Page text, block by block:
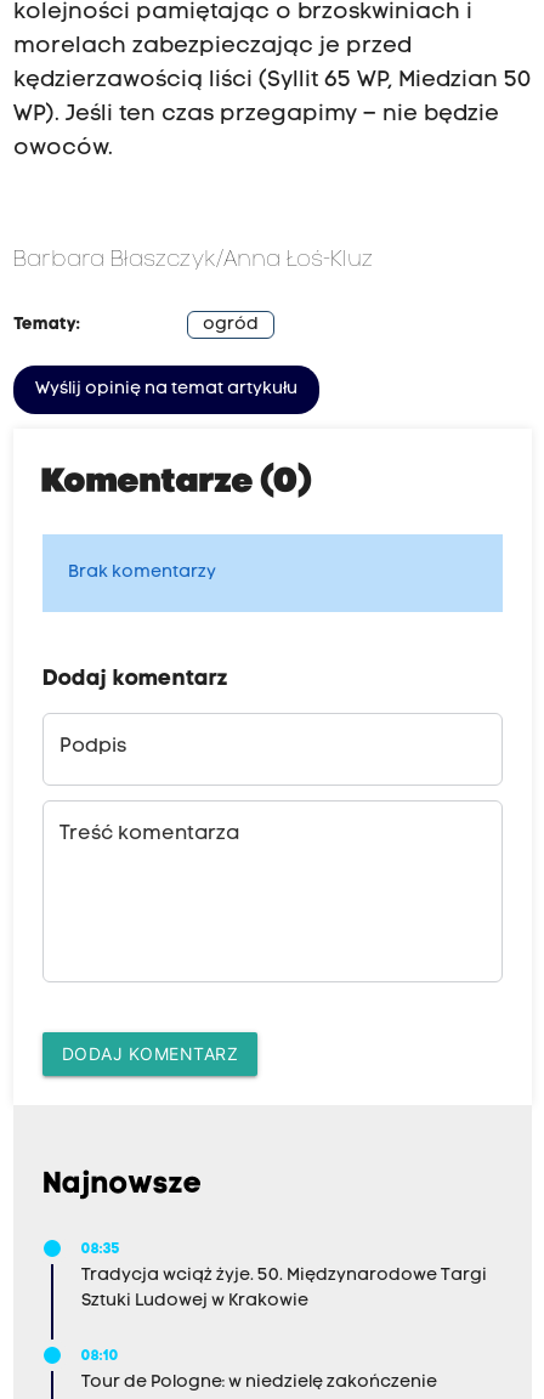
kolejności pamiętając o brzoskwiniach i
morelach zabezpieczając je przed
kędzierzawością liści (Syllit 65 WP, Miedzian 50
WP). Jeśli ten czas przegapimy – nie będzie
owoców.
Barbara Błaszczyk/Anna Łoś-Kluz
Tematy: ogród
Wyślij opinię na temat artykułu
Komentarze (0)
Brak komentarzy
Dodaj komentarz
Podpis
Treść komentarza
DODAJ KOMENTARZ
Najnowsze
08:35
Tradycja wciąż żyje. 50. Międzynarodowe Targi
Sztuki Ludowej w Krakowie
08:10
Tour de Pologne: w niedzielę zakończenie